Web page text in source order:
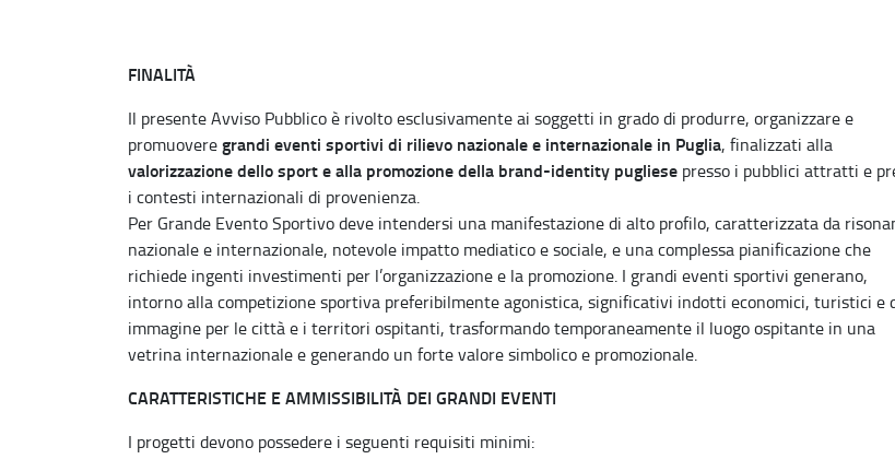
FINALITÀ
Il presente Avviso Pubblico è rivolto esclusivamente ai soggetti in grado di produrre, organizzare e
promuoveregrandi eventi sportivi di rilievo nazionale e internazionale in Puglia, finalizzati alla
valorizzazione dello sport e alla promozione della brand-identity pugliese presso i pubblici attratti e
i contesti internazionali di provenienza.
Per Grande Evento Sportivo deve intendersi una manifestazione di alto profilo, caratterizzata da
nazionale e internazionale, notevole impatto mediatico e sociale, e una complessa pianificazione che
richiede ingenti investimenti per l’organizzazione e la promozione. I grandi eventi sportivi generano,
intorno alla competizione sportiva preferibilmente agonistica, significativi indotti economici, turistici e
immagine per le città e i territori ospitanti, trasformando temporaneamente il luogo ospitante in una
vetrina internazionale e generando un forte valore simbolico e promozionale.
CARATTERISTICHE E AMMISSIBILITÀ DEI GRANDI EVENTI
I progetti devono possedere i seguenti requisiti minimi: